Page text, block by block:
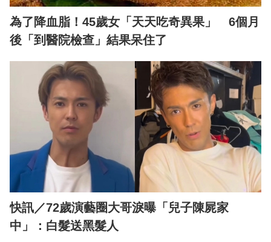
為了降血脂！45歲女「天天吃奇異果」 6個月
後「到醫院檢查」結果呆住了
快訊／72歲演藝圈大哥淚曝「兒子陳屍家
中」：白髮送黑髮人